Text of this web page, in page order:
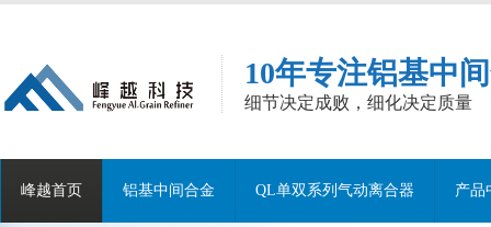
10年专注铝基中
细节决定成败，细化决定质量
峰越首页 铝基中间合金 QL单双系列气动离合器 产品